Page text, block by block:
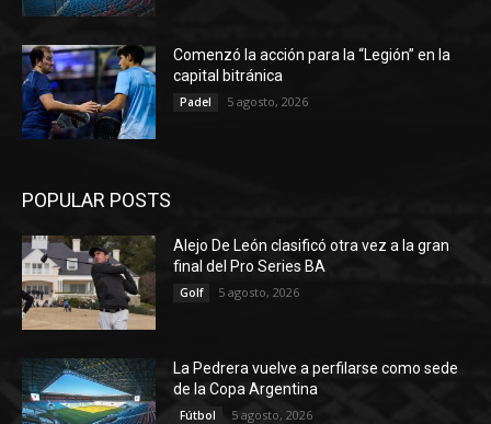
Comenzó la acción para la “Legión” en la
capital bitránica
Padel 5 agosto, 2026
POPULAR POSTS
Alejo De León clasificó otra vez a la gran
final del Pro Series BA
Golf 5 agosto, 2026
La Pedrera vuelve a perfilarse como sede
de la Copa Argentina
Fútbol 5 agosto, 2026